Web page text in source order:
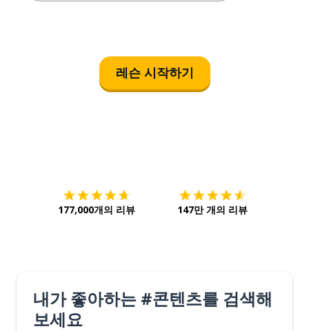
레슨 시작하기
177,000개의 리뷰 147만 개의 리뷰
내가 좋아하는 #콘텐츠를 검색해
보세요